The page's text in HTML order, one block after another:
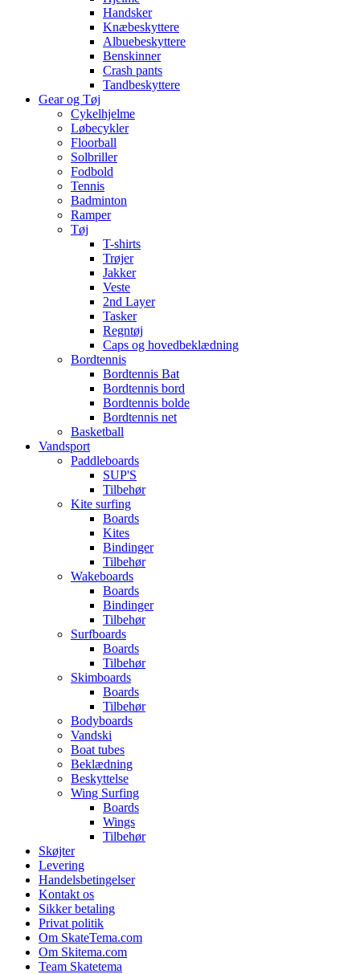
Handsker
Knæbeskyttere
Albuebeskyttere
Benskinner
Crash pants
Tandbeskyttere
Gear og Tøj
Cykelhjelme
Løbecykler
Floorball
Solbriller
Fodbold
Tennis
Badminton
Ramper
Tøj
T-shirts
Trøjer
Jakker
Veste
2nd Layer
Tasker
Regntøj
Caps og hovedbeklædning
Bordtennis
Bordtennis Bat
Bordtennis bord
Bordtennis bolde
Bordtennis net
Basketball
Vandsport
Paddleboards
SUP'S
Tilbehør
Kite surfing
Boards
Kites
Bindinger
Tilbehør
Wakeboards
Boards
Bindinger
Tilbehør
Surfboards
Boards
Tilbehør
Skimboards
Boards
Tilbehør
Bodyboards
Vandski
Boat tubes
Beklædning
Beskyttelse
Wing Surfing
Boards
Wings
Tilbehør
Skøjter
Levering
Handelsbetingelser
Kontakt os
Sikker betaling
Privat politik
Om SkateTema.com
Om Skitema.com
Team Skatetema